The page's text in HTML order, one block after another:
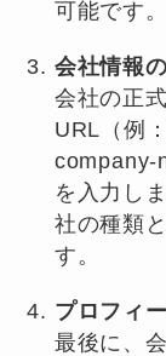
可能です。
会社情報
会社の正
URL（例
company-
を入力し
社の種類
す。
プロフィ
最後に、